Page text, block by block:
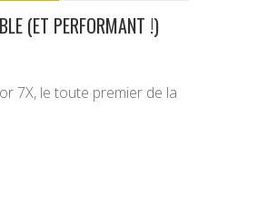
(ET PERFORMANT !)
7X, le toute premier de la